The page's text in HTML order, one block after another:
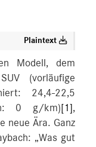
Plaintext
Modell, dem
(vorläufige
24,4-22,5
0 g/km)[1],
neue Ära. Ganz
„Was gut